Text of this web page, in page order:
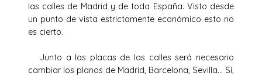
las calles de Madrid y de toda España. Visto desde
un punto de vista estrictamente económico esto no
es cierto.
Junto a las placas de las calles será necesario
cambiar los planos de Madrid, Barcelona, Sevilla… Sí,